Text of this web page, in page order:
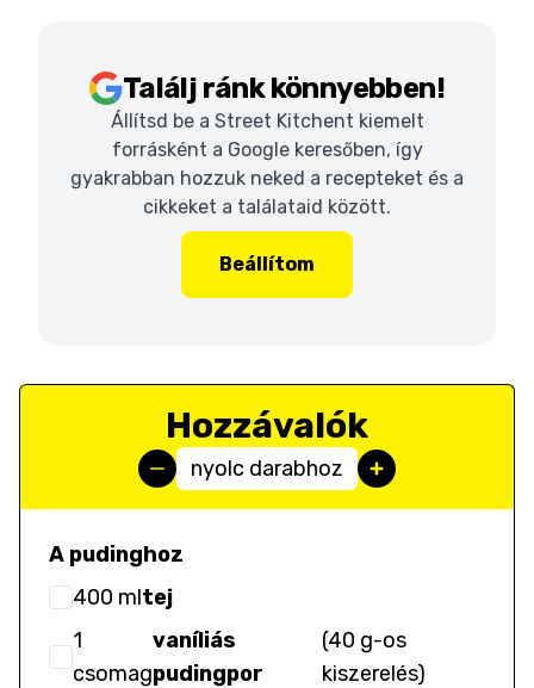
Találj ránk könnyebben!
Állítsd be a Street Kitchent kiemelt
forrásként a Google keresőben, így
gyakrabban hozzuk neked a recepteket és a
cikkeket a találataid között.
Beállítom
Hozzávalók
nyolc darabhoz
A pudinghoz
400 mltej
1
csomag
vaníliás
pudingpor
(40 g-os
kiszerelés)